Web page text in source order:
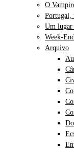
O
Portugal,
Um lugar
Week-
Arquivo